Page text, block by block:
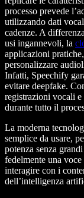
processo prevede
utilizzando dati
cadenze. A
usi ingannevoli, la
applicazioni
personalizzare
Infatti, Speechify
evitare deepfake.
registrazioni vocali e
durante tutto il
La moderna
semplice da usare,
potenza senza
fedelmente una
interagire con i
dell’intelligenza